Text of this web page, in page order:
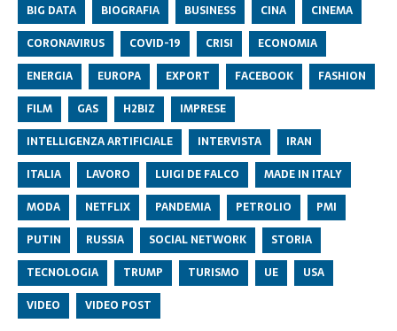
BIG DATA
BIOGRAFIA BUSINESS CINA
CINEMA
CORONAVIRUS
COVID-19 CRISI
ECONOMIA
ENERGIA
EUROPA EXPORT FACEBOOK
FASHION
FILM
GAS H2BIZ
IMPRESE
INTELLIGENZA ARTIFICIALE
INTERVISTA
IRAN
ITALIA
LAVORO LUIGI DE FALCO
MADE IN ITALY
MODA
NETFLIX PANDEMIA PETROLIO
PMI
PUTIN
RUSSIA SOCIAL NETWORK
STORIA
TECNOLOGIA
TRUMP TURISMO UE
USA
VIDEO
VIDEO POST